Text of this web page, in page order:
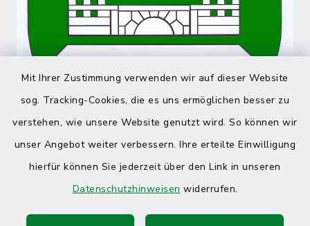
Mit Ihrer Zustimmung verwenden wir auf dieser Website
sog. Tracking-Cookies, die es uns ermöglichen besser zu
verstehen, wie unsere Website genutzt wird. So können wir
unser Angebot weiter verbessern. Ihre erteilte Einwilligung
hierfür können Sie jederzeit über den Link in unseren
Datenschutzhinweisen widerrufen.